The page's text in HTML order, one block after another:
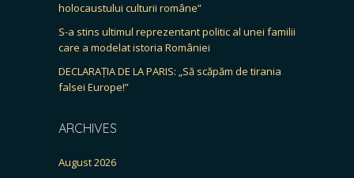
holocaustului culturii române”
S-a stins ultimul reprezentant politic al unei familii
care a modelat istoria României
DECLARAȚIA DE LA PARIS: „Să scăpăm de tirania
falsei Europe!”
ARCHIVES
August 2026